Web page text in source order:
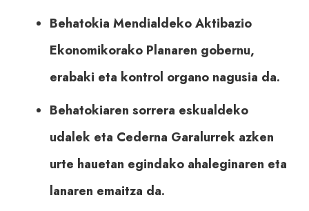
Behatokia Mendialdeko Aktibazio
Ekonomikorako Planaren gobernu,
erabaki eta kontrol organo nagusia da.
Behatokiaren sorrera eskualdeko
udalek eta Cederna Garalurrek azken
urte hauetan egindako ahaleginaren eta
lanaren emaitza da.